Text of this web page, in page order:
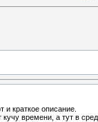
краткое описание.
времени, а тут в